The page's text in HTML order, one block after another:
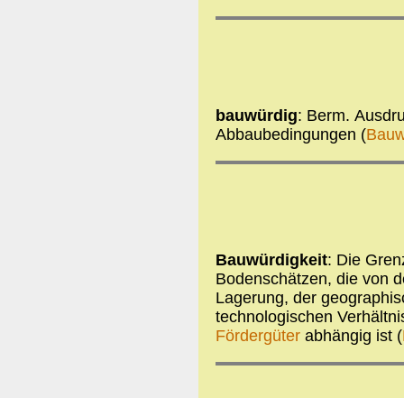
bauwürdig: Berm.
Abbaubedingungen (
Bauwürdigkeit: Die
Bodenschätzen, die von
Lagerung, der
technologischen
Fördergüterabhängig ist (